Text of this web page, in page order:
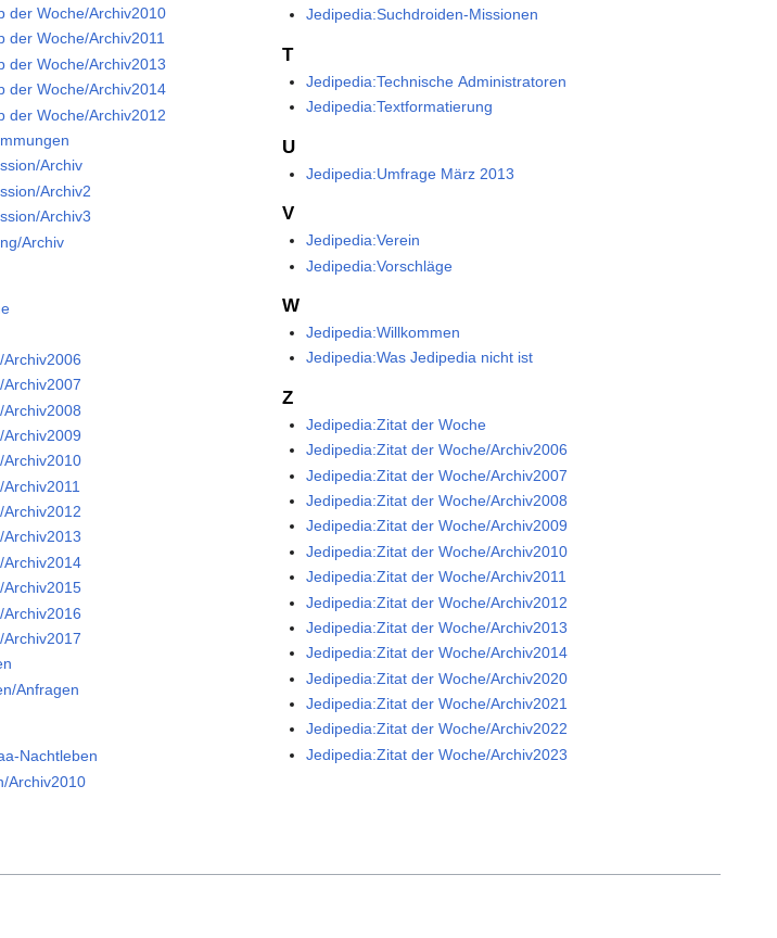
der Woche/Archiv2010
der Woche/Archiv2011
der Woche/Archiv2013
der Woche/Archiv2014
der Woche/Archiv2012
Archiv
Archiv2
Archiv3
Archiv
Anfragen
Nachtleben
Archiv2010
Jedipedia:Suchdroiden-Missionen
T
Jedipedia:Technische Administratoren
Jedipedia:Textformatierung
U
Jedipedia:Umfrage März 2013
V
Jedipedia:Verein
Jedipedia:Vorschläge
W
Jedipedia:Willkommen
Jedipedia:Was Jedipedia nicht ist
Z
Jedipedia:Zitat der Woche
Jedipedia:Zitat der Woche/Archiv2006
Jedipedia:Zitat der Woche/Archiv2007
Jedipedia:Zitat der Woche/Archiv2008
Jedipedia:Zitat der Woche/Archiv2009
Jedipedia:Zitat der Woche/Archiv2010
Jedipedia:Zitat der Woche/Archiv2011
Jedipedia:Zitat der Woche/Archiv2012
Jedipedia:Zitat der Woche/Archiv2013
Jedipedia:Zitat der Woche/Archiv2014
Jedipedia:Zitat der Woche/Archiv2020
Jedipedia:Zitat der Woche/Archiv2021
Jedipedia:Zitat der Woche/Archiv2022
Jedipedia:Zitat der Woche/Archiv2023